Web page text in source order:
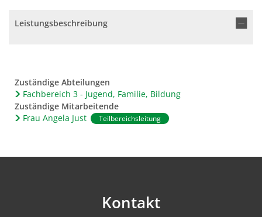
Leistungsbeschreibung
Zuständige Abteilungen
Fachbereich 3 - Jugend, Familie, Bildung
Zuständige Mitarbeitende
Frau Angela Just
Teilbereichsleitung
Kontakt